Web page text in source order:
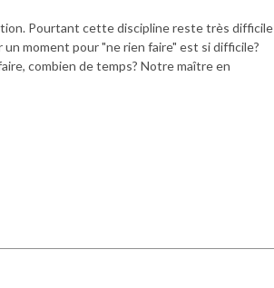
Pourtant cette discipline reste très difficile
moment pour "ne rien faire" est si difficile?
combien de temps? Notre maître en